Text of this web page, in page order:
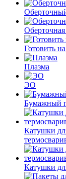
Оберточная
Готовить
Плазма
ЭО
Бумажный
Катушки
Катушки